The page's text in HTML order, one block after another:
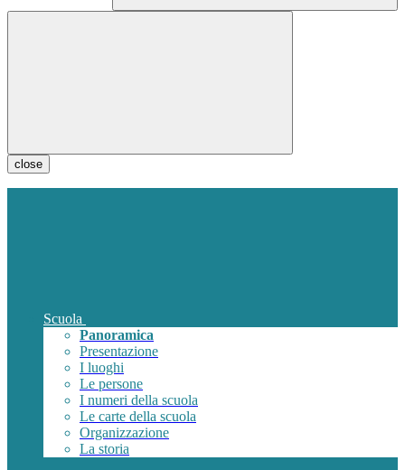
close
Scuola
Panoramica
Presentazione
I luoghi
Le persone
I numeri della scuola
Le carte della scuola
Organizzazione
La storia